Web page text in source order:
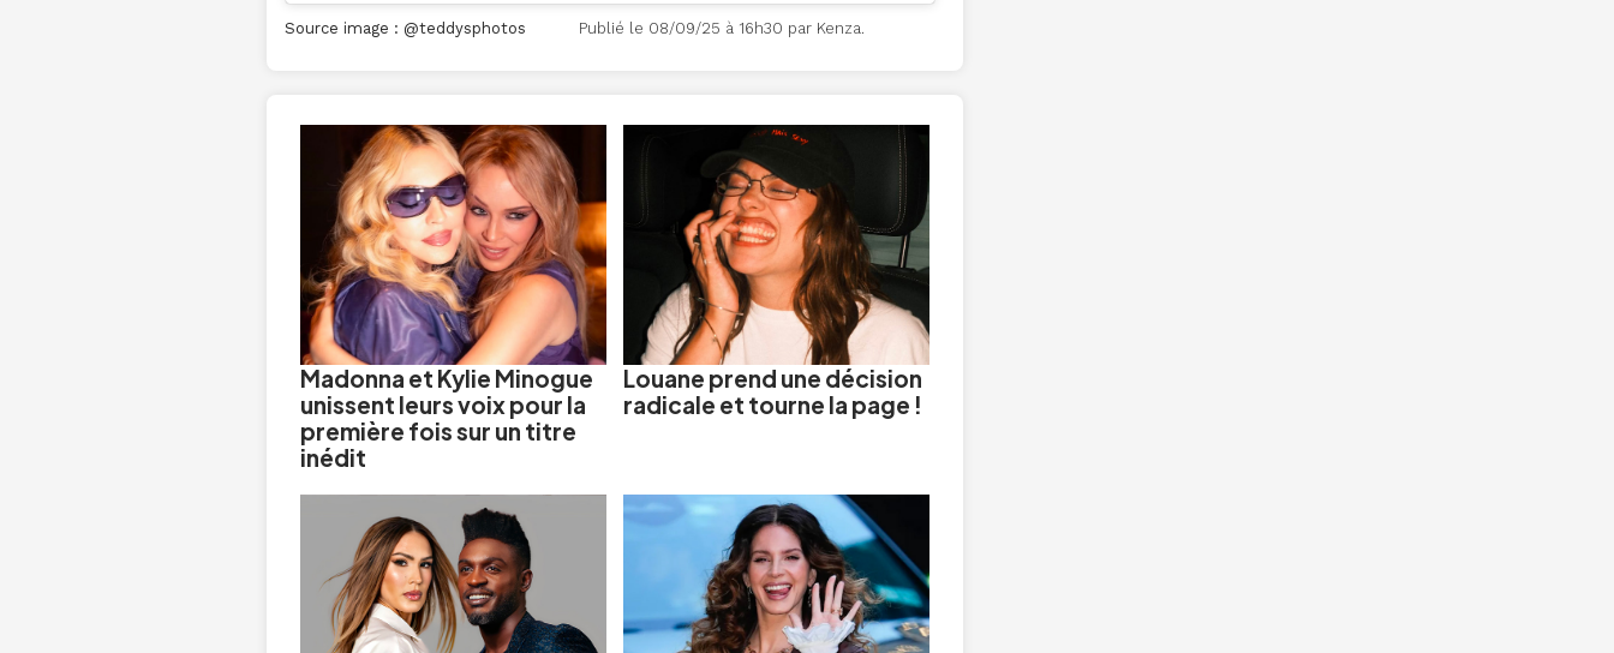
Source image : @teddysphotos Publié le 08/09/25 à 16h30 par Kenza.
Madonna et Kylie Minogue
unissent leurs voix pour la
première fois sur un titre
inédit
Louane prend une décision
radicale et tourne la page !